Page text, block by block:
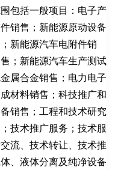
包括一般项目：电子产
销售；新能源原动设备
新能源汽车电附件销
；新能源汽车生产测试
属合金销售；电力电子
材料销售；科技推广和
销售；工程和技术研究
技术推广服务；技术服
流、技术转让、技术推
、液体分离及纯净设备